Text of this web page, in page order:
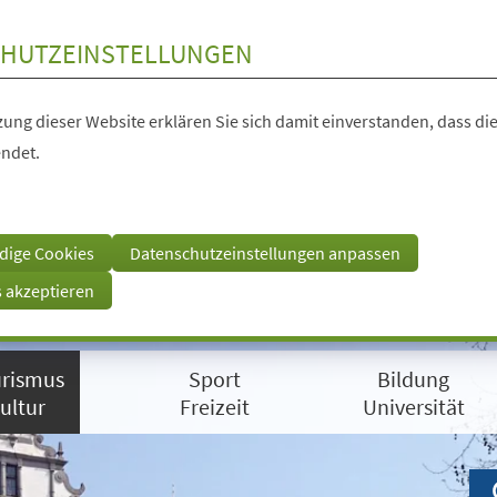
dieser Website erklären Sie sich damit einverstanden, dass
Cookies
Datenschutzeinstellungen anpassen
akzeptieren
Sport
Freizeit
Bildung
Universität